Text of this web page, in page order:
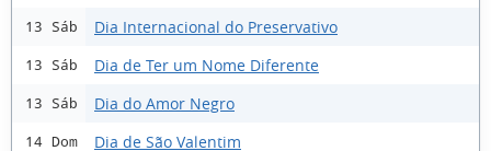
13 Sáb Dia Internacional do Preservativo
13 Sáb Dia de Ter um Nome Diferente
13 Sáb Dia do Amor Negro
14 Dom Dia de São Valentim